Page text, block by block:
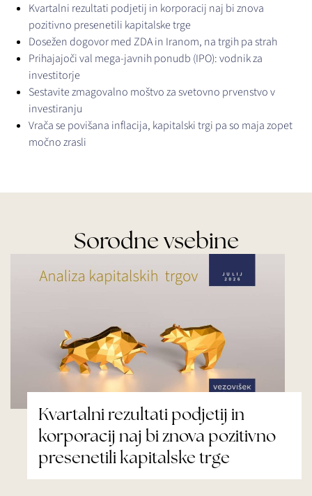
Kvartalni rezultati podjetij in korporacij naj bi znova
pozitivno presenetili kapitalske trge
Dosežen dogovor med ZDA in Iranom, na trgih pa strah
Prihajajoči val mega-javnih ponudb (IPO): vodnik za
investitorje
Sestavite zmagovalno moštvo za svetovno prvenstvo v
investiranju
Vrača se povišana inflacija, kapitalski trgi pa so maja zopet
močno zrasli
Sorodne vsebine
Kvartalni rezultati podjetij in
korporacij naj bi znova pozitivno
presenetili kapitalske trge